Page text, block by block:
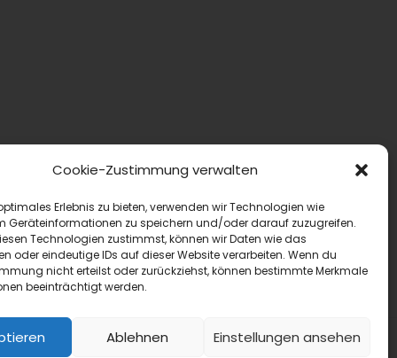
Cookie-Zustimmung verwalten
Erlebnis zu bieten, verwenden wir Technologien wie
Geräteinformationen zu speichern und/oder darauf zuzugreifen.
Technologien zustimmst, können wir Daten wie das
oder eindeutige IDs auf dieser Website verarbeiten. Wenn du
nicht erteilst oder zurückziehst, können bestimmte Merkmale
beeinträchtigt werden.
Ablehnen Einstellungen ansehen
Co. KG